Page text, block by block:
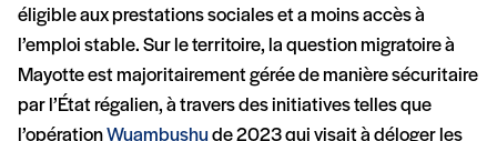
éligible aux prestations sociales et a moins accès à
l’emploi stable. Sur le territoire, la question migratoire à
Mayotte est majoritairement gérée de manière sécuritaire
par l’État régalien, à travers des initiatives telles que
l’opérationWuambushu de 2023 qui visait à déloger les